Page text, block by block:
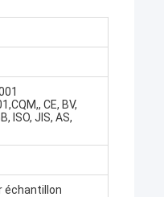
CE, BV,
ISO, JIS, AS,
échantillon